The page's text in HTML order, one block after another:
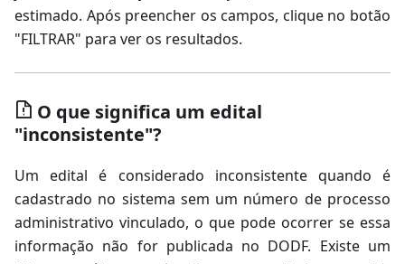
estimado. Após preencher os campos, clique no botão
"FILTRAR" para ver os resultados.
O que significa um edital
"inconsistente"?
Um edital é considerado inconsistente quando é
cadastrado no sistema sem um número de processo
administrativo vinculado, o que pode ocorrer se essa
informação não for publicada no DODF. Existe um